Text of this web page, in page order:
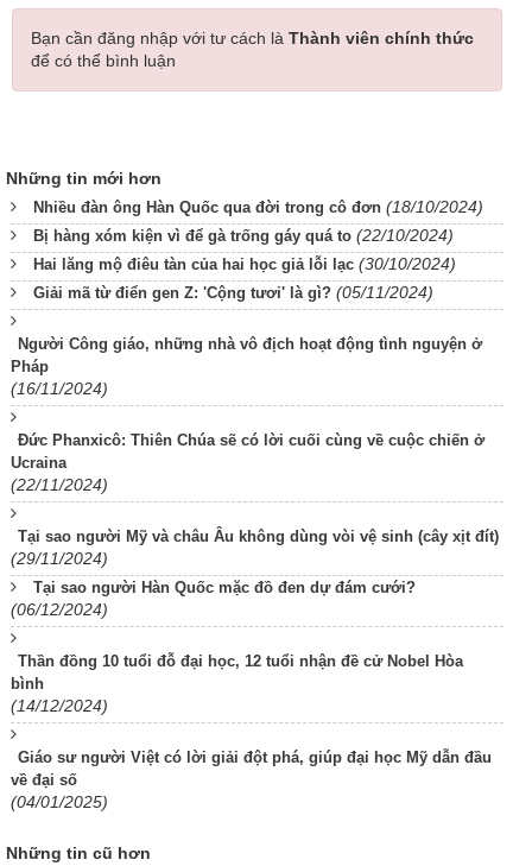
Bạn cần đăng nhập với tư cách là Thành viên chính thức
để có thể bình luận
Những tin mới hơn
Nhiều đàn ông Hàn Quốc qua đời trong cô đơn (18/10/2024)
Bị hàng xóm kiện vì để gà trống gáy quá to (22/10/2024)
Hai lăng mộ điêu tàn của hai học giả lỗi lạc (30/10/2024)
Giải mã từ điển gen Z: 'Cộng tươi' là gì? (05/11/2024)
Người Công giáo, những nhà vô địch hoạt động tình nguyện ở
Pháp
(16/11/2024)
Đức Phanxicô: Thiên Chúa sẽ có lời cuối cùng về cuộc chiến ở
Ucraina
(22/11/2024)
Tại sao người Mỹ và châu Âu không dùng vòi vệ sinh (cây xịt đít)
(29/11/2024)
Tại sao người Hàn Quốc mặc đồ đen dự đám cưới?
(06/12/2024)
Thần đồng 10 tuổi đỗ đại học, 12 tuổi nhận đề cử Nobel Hòa
bình
(14/12/2024)
Giáo sư người Việt có lời giải đột phá, giúp đại học Mỹ dẫn đầu
về đại số
(04/01/2025)
Những tin cũ hơn